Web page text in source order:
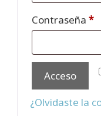
Contraseña *
Acceso
¿Olvidaste la